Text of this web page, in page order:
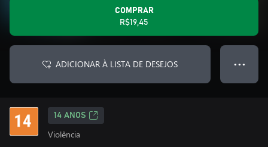
COMPRAR
R$19,45
ADICIONAR À LISTA DE DESEJOS ● ● ●
14 ANOS
Violência